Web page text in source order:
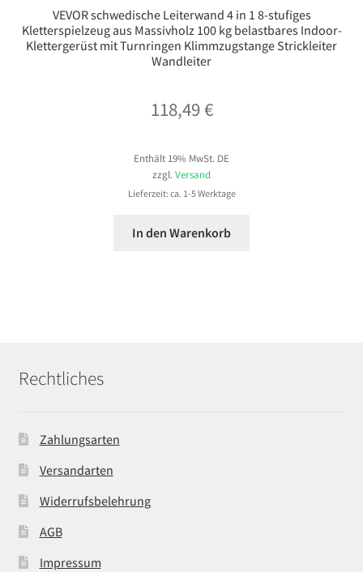
VEVOR schwedische Leiterwand 4 in 1 8-stufiges
Kletterspielzeug aus Massivholz 100 kg belastbares Indoor-
Klettergerüst mit Turnringen Klimmzugstange Strickleiter
Wandleiter
118,49€
Enthält 19% MwSt. DE
zzgl. Versand
Lieferzeit: ca. 1-5 Werktage
In den Warenkorb
Rechtliches
Zahlungsarten
Versandarten
Widerrufsbelehrung
AGB
Impressum